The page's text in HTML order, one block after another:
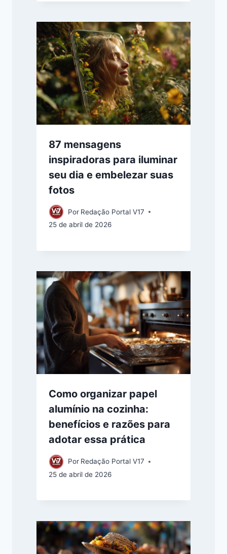
87 mensagens
inspiradoras para iluminar
seu dia e embelezar suas
fotos
Por Redação Portal V17
25 de abril de 2026
Como organizar papel
alumínio na cozinha:
benefícios e razões para
adotar essa prática
Por Redação Portal V17
25 de abril de 2026